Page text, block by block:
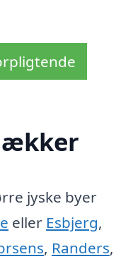
jyske byer
eller Esbjerg,
, Randers,